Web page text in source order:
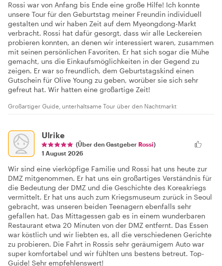
Rossi war von Anfang bis Ende eine große Hilfe! Ich konnte
unsere Tour für den Geburtstag meiner Freundin individuell
gestalten und wir haben Zeit auf dem Myeongdong-Markt
verbracht. Rossi hat dafür gesorgt, dass wir alle Leckereien
probieren konnten, an denen wir interessiert waren, zusammen
mit seinen persönlichen Favoriten. Er hat sich sogar die Mühe
gemacht, uns die Einkaufsmöglichkeiten in der Gegend zu
zeigen. Er war so freundlich, dem Geburtstagskind einen
Gutschein für Olive Young zu geben, worüber sie sich sehr
gefreut hat. Wir hatten eine großartige Zeit!
Großartiger Guide, unterhaltsame Tour über den Nachtmarkt
Ulrike
(Über den Gastgeber Rossi)
1 August 2026
Wir sind eine vierköpfige Familie und Rossi hat uns heute zur
DMZ mitgenommen. Er hat uns ein großartiges Verständnis für
die Bedeutung der DMZ und die Geschichte des Koreakriegs
vermittelt. Er hat uns auch zum Kriegsmuseum zurück in Seoul
gebracht, was unseren beiden Teenagern ebenfalls sehr
gefallen hat. Das Mittagessen gab es in einem wunderbaren
Restaurant etwa 20 Minuten von der DMZ entfernt. Das Essen
war köstlich und wir liebten es, all die verschiedenen Gerichte
zu probieren. Die Fahrt in Rossis sehr geräumigem Auto war
super komfortabel und wir fühlten uns bestens betreut. Top-
Guide! Sehr empfehlenswert!